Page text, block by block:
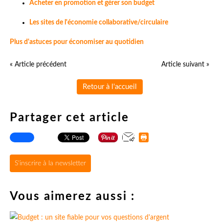
Acheter en promotion et gérer son budget
Les sites de l'économie collaborative/circulaire
Plus d'astuces pour économiser au quotidien
« Article précédent Article suivant »
Retour à l'accueil
Partager cet article
S'inscrire à la newsletter
Vous aimerez aussi :